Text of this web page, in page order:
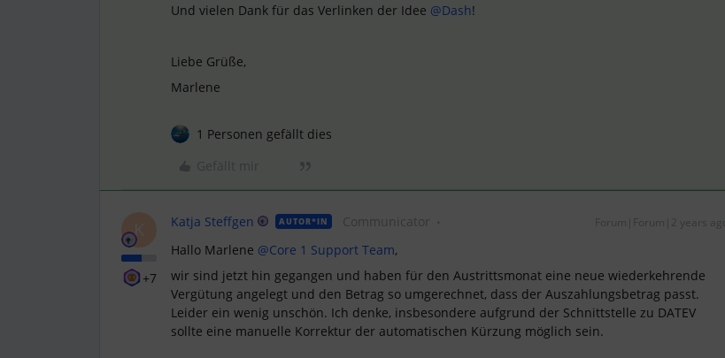
Und vielen Dank für das Verlinken der Idee @Dash!
Liebe Grüße,
Marlene
1 Personen gefällt dies
K
+7
Katja Steffgen AUTOR*IN Communicator Forum|Forum|2 years ago
Hallo Marlene @Core 1 Support Team,
wir sind jetzt hin gegangen und haben für den Austrittsmonat eine neue wiederkehrende
Vergütung angelegt und den Betrag so umgerechnet, dass der Auszahlungsbetrag passt.
Leider ein wenig unschön. Ich denke, insbesondere aufgrund der Schnittstelle zu DATEV
sollte eine manuelle Korrektur der automatischen Kürzung möglich sein.